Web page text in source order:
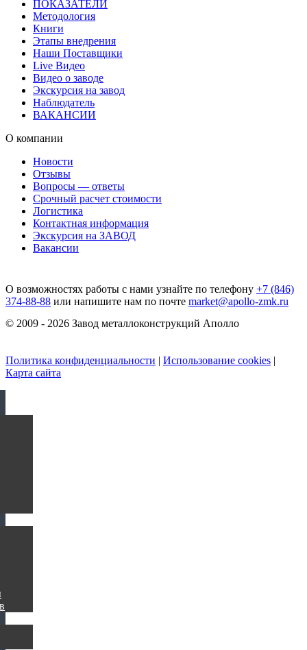
ПОКАЗАТЕЛИ
Методология
Книги
Этапы внедрения
Наши Поставщики
Live Видео
Видео о заводе
Экскурсия на завод
Наблюдатель
ВАКАНСИИ
О компании
Новости
Отзывы
Вопросы — ответы
Срочный расчет стоимости
Логистика
Контактная информация
Экскурсия на ЗАВОД
Вакансии
О возможностях работы с нами узнайте по телефону +7 (846)
374-88-88 или напишите нам по почте market@apollo-zmk.ru
© 2009 - 2026 Завод металлоконструкций Аполло
Политика конфиденциальности | Использование cookies |
Карта сайта